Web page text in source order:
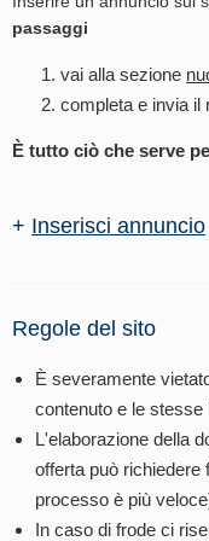
passaggi
vai alla sezione
completa e invia il
È tutto ciò che serve
+ Inserisci annuncio
Regole del sito
È severamente
contenuto e le stesse
L'elaborazione della
offerta può richiedere
processo è più
In caso di frode ci